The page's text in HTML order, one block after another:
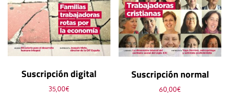
Suscripción digital
35,00€
Suscripción normal
60,00€